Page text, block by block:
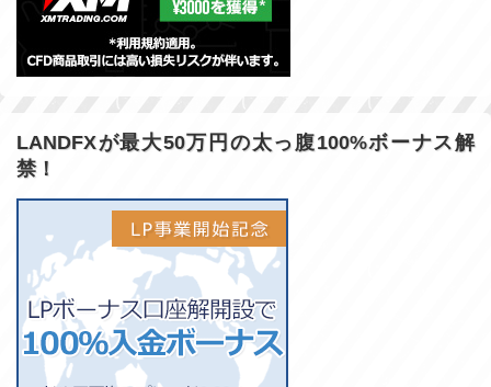
LANDFXが最大50万円の太っ腹100%ボーナス解
禁！